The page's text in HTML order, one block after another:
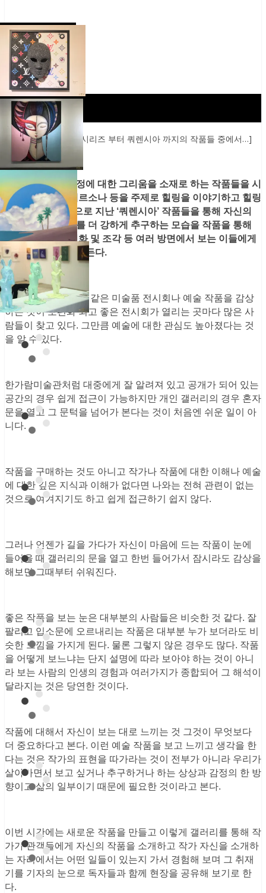
[ 김리원 작가의 모정시리즈 부터 쿼렌시아 까지의 작품들 중에서…]
김리원 작가는 모정에 대한 그리움을 소재로 하는 작품들을 시
작으로 여배우, 페르소나 등을 주제로 힐링을 이야기하고 힐링
유토피아를 시작으로 지난 ‘쿼렌시아’ 작품들을 통해 자신의
내면적 힐링 세계를 더 강하게 추구하는 모습을 작품을 통해
보여주고 있다. 회화 및 조각 등 여러 방면에서 보는 이들에게
감탄을 자아내게 만든다.
이제 갤러리, 화랑과 같은 미술품 전시회나 예술 작품을 감상
하는 것이 보편화 되고 좋은 전시회가 열리는 곳마다 많은 사
람들이 찾고 있다. 그만큼 예술에 대한 관심도 높아졌다는 것
을 알 수 있다.
한가람미술관처럼 대중에게 잘 알려져 있고 공개가 되어 있는
공간의 경우 쉽게 접근이 가능하지만 개인 갤러리의 경우 혼자
문을 열고 그 문턱을 넘어가 본다는 것이 처음엔 쉬운 일이 아
니다.
작품을 구매하는 것도 아니고 작가나 작품에 대한 이해나 예술
에 대한 깊은 지식과 이해가 없다면 나와는 전혀 관련이 없는
것으로 여겨지기도 하고 쉽게 접근하기 쉽지 않다.
그러나 언젠가 길을 가다가 자신이 마음에 드는 작품이 눈에
들어올 때 갤러리의 문을 열고 한번 들어가서 잠시라도 감상을
해보면 그때부터 쉬워진다.
좋은 작품을 보는 눈은 대부분의 사람들은 비슷한 것 같다. 잘
팔리고 입소문에 오르내리는 작품은 대부분 누가 보더라도 비
슷한 느낌을 가지게 된다. 물론 그렇지 않은 경우도 많다. 작품
을 어떻게 보느냐는 단지 설명에 따라 보아야 하는 것이 아니
라 보는 사람의 인생의 경험과 여러가지가 종합되어 그 해석이
달라지는 것은 당연한 것이다.
작품에 대해서 자신이 보는 대로 느끼는 것 그것이 무엇보다
더 중요하다고 본다. 이런 예술 작품을 보고 느끼고 생각을 한
다는 것은 작가의 표현을 따가라는 것이 전부가 아니라 우리가
살아가면서 보고 싶거나 추구하거나 하는 상상과 감정의 한 방
향이고 삶의 일부이기 때문에 필요한 것이라고 본다.
이번 시간에는 새로운 작품을 만들고 이렇게 갤러리를 통해 작
가가 관객들에게 자신의 작품을 소개하고 작가 자신을 소개하
는 자리에서는 어떤 일들이 있는지 가서 경험해 보며 그 취재
기를 기자의 눈으로 독자들과 함께 현장을 공유해 보기로 한
다.